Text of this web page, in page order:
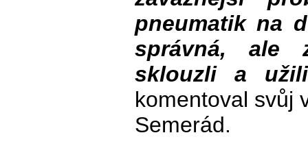
pneumatik na
správná, ale
sklouzli a
komentoval svůj
Semerád.